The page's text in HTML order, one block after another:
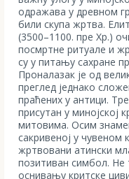
одражава у древном
били скупа жртва.
(3500–1100. пре Хр.)
посмртне ритуале и
су у питању сахране
Проналазак је од
преглед једнако
праћених у антици.
присутан у минојској
митовима. Осим
сакривеној у чувеном
жртвовани атински
позитиван симбол.
оснивању критске